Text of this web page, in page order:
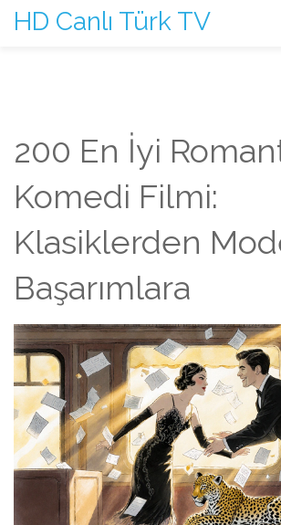
HD Canlı Türk TV
200 En İyi
Komedi Filmi:
Klasiklerden
Başarımlara